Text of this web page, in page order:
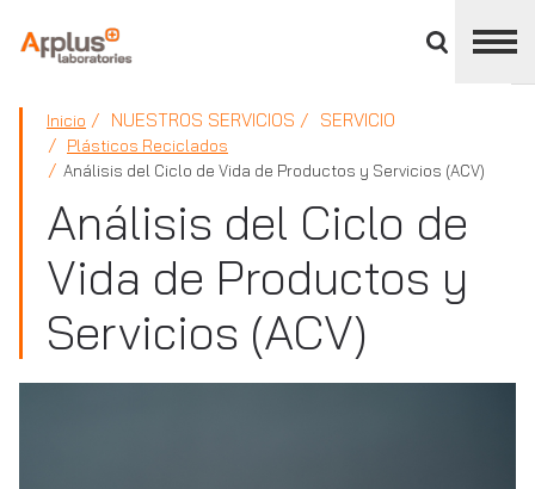
panel
APPLUS+
Inicio NUESTROS SERVICIOS SERVICIO
Plásticos Reciclados
Análisis del Ciclo de Vida de Productos y Servicios (ACV)
Análisis del Ciclo de
Vida de Productos y
Servicios (ACV)